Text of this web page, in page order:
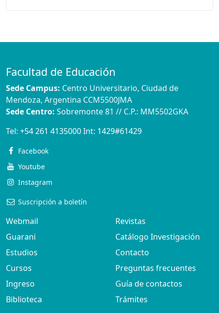
Facultad de Educación
Sede Campus: Centro Universitario, Ciudad de
Mendoza, Argentina CCM5500JMA
Sede Centro: Sobremonte 81 // C.P.: MM5502GKA
Tel: +54 261 4135000Int: 1429#61429
Facebook
Youtube
Instagram
Suscripción a boletín
Webmail
Guarani
Estudios
Cursos
Ingreso
Biblioteca
Revistas
Catálogo Investigación
Contacto
Preguntas frecuentes
Guía de contactos
Trámites